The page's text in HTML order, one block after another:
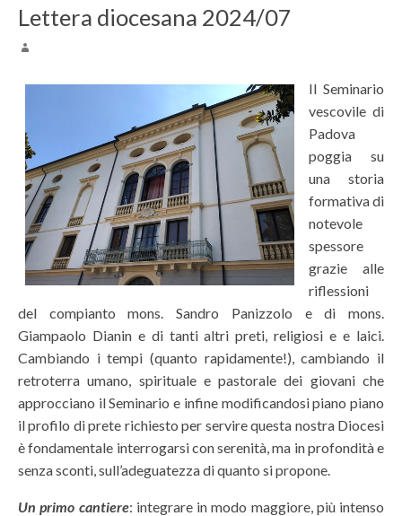
Lettera diocesana 2024/07
Il Seminario
vescovile di
Padova
poggia su
una storia
formativa di
notevole
spessore
grazie alle
riflessioni
del compianto mons. Sandro Panizzolo e di mons.
Giampaolo Dianin e di tanti altri preti, religiosi e e laici.
Cambiando i tempi (quanto rapidamente!), cambiando il
retroterra umano, spirituale e pastorale dei giovani che
approcciano il Seminario e infine modificandosi piano piano
il profilo di prete richiesto per servire questa nostra Diocesi
è fondamentale interrogarsi con serenità, ma in profondità e
senza sconti, sull’adeguatezza di quanto si propone.
Un primo cantiere: integrare in modo maggiore, più intenso